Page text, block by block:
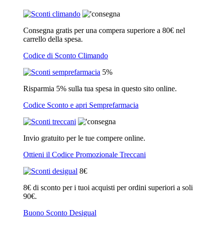
Consegna gratis per una compera superiore a 80€ nel
carrello della spesa.
Codice di Sconto Climando
5%
Risparmia 5% sulla tua spesa in questo sito online.
Codice Sconto e apri Semprefarmacia
Invio gratuito per le tue compere online.
Ottieni il Codice Promozionale Treccani
8€
8€ di sconto per i tuoi acquisti per ordini superiori a soli
90€.
Buono Sconto Desigual